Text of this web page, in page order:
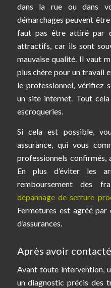
dans la rue ou dans
démarchages peuvent
faut pas être attiré par
attractifs, car ils sont
mauvaise qualité. Il vaut
plus chère pour un travail
le professionnel, vérifiez
un site internet. Tout
escroqueries.
Si cela est possible,
assurance, qui vous
professionnels confirmés,
En plus d’éviter les
remboursement des
dépannage de serrure
Fermetures est agréé par
d’assurances.
Après avoir
Avant toute intervention,
un diagnostic précis des